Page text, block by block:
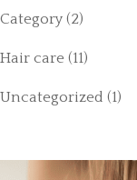
Category (2)
Hair care (11)
Uncategorized (1)